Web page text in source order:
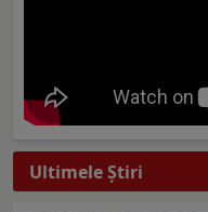
Ultimele Ştiri